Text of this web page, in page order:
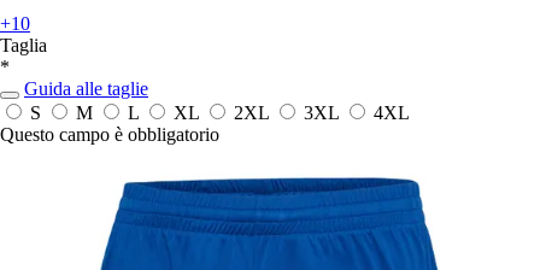
+10
Taglia
*
Guida alle taglie
S
M L XL 2XL 3XL
4XL
Questo campo è obbligatorio